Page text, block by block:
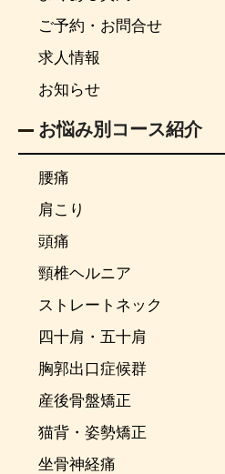
ご予約・お問合せ
求人情報
お知らせ
お悩み別コース紹介
腰痛
肩こり
頭痛
頸椎ヘルニア
ストレートネック
四十肩・五十肩
胸郭出口症候群
産後骨盤矯正
猫背・姿勢矯正
坐骨神経痛